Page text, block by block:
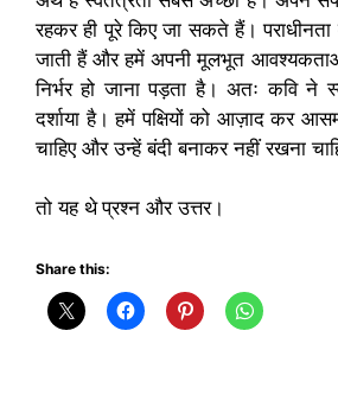
रहकर ही पूरे किए जा सकते हैं। पराधीनता
जाती हैं और हमें अपनी मूलभूत
निर्भर हो जाना पड़ता है। अतः कवि ने
दर्शाया है। हमें पक्षियों को आज़ाद कर
चाहिए और उन्हें बंदी बनाकर नहीं रखना
तो यह थे प्रश्न और उत्तर।
Share this: